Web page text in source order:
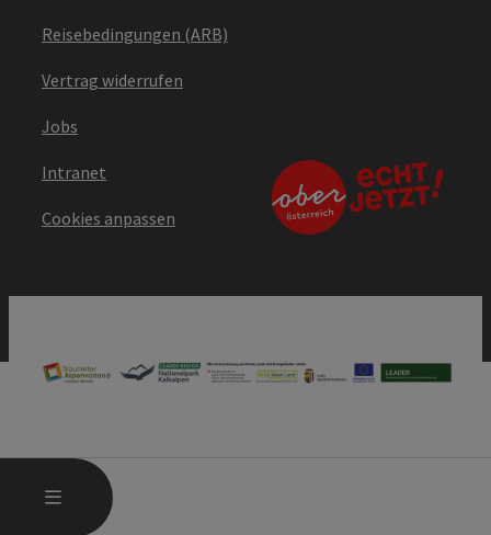
MENÜ
Reisebedingungen (ARB)
Vertrag widerrufen
Jobs
Intranet
Cookies anpassen